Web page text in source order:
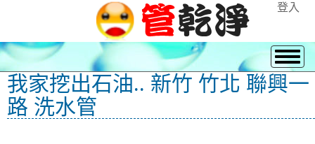
登入
我家挖出石油.. 新竹 竹北 聯興一
路 洗水管